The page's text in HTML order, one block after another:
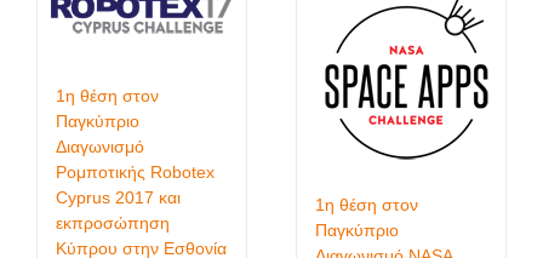
1η θέση στον
Παγκύπριο
Διαγωνισμό
Ρομποτικής Robotex
Cyprus 2017 και
εκπροσώπηση
Κύπρου στην Εσθονία
1η θέση στον
Παγκύπριο